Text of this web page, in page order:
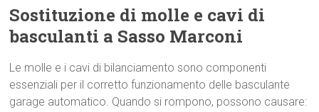
Sostituzione di molle e cavi di
basculanti a Sasso Marconi
Le molle e i cavi di bilanciamento sono componenti
essenziali per il corretto funzionamento delle basculante
garage automatico. Quando si rompono, possono causare: